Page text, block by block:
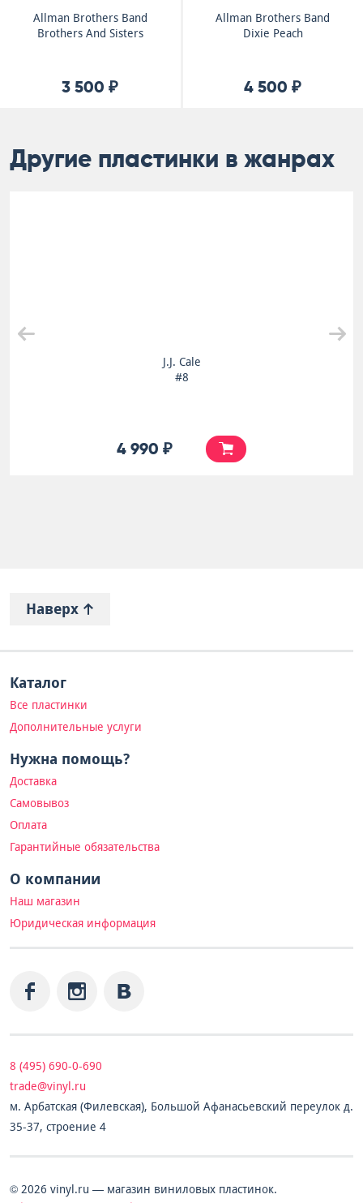
Allman Brothers Band
Brothers And Sisters
3 500 ₽
Allman Brothers Band
Dixie Peach
4 500 ₽
Другие пластинки в жанрах
J.J. Cale
#8
4 990 ₽
Наверх
Каталог
Все пластинки
Дополнительные услуги
Нужна помощь?
Доставка
Самовывоз
Оплата
Гарантийные обязательства
О компании
Наш магазин
Юридическая информация
8 (495) 690-0-690
trade@vinyl.ru
м. Арбатская (Филевская), Большой Афанасьевский переулок д.
35-37, строение 4
© 2026 vinyl.ru — магазин виниловых пластинок.